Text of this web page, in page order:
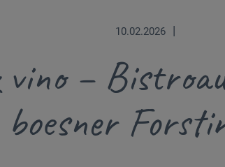
10.02.2026 |
–
boesner